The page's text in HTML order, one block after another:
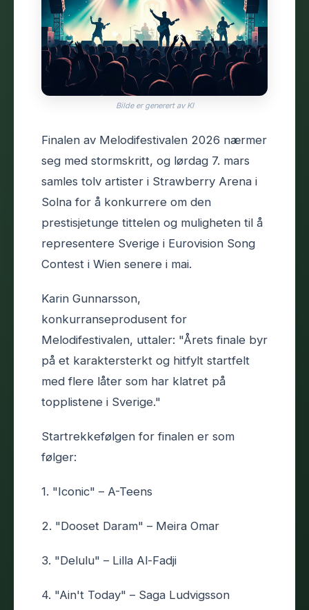
Bilde er generert av KI
Finalen av Melodifestivalen 2026 nærmer
seg med stormskritt, og lørdag 7. mars
samles tolv artister i Strawberry Arena i
Solna for å konkurrere om den
prestisjetunge tittelen og muligheten til å
representere Sverige i Eurovision Song
Contest i Wien senere i mai.
Karin Gunnarsson,
konkurranseprodusent for
Melodifestivalen, uttaler: "Årets finale byr
på et karaktersterkt og hitfylt startfelt
med flere låter som har klatret på
topplistene i Sverige."
Startrekkefølgen for finalen er som
følger:
1. "Iconic" – A-Teens
2. "Dooset Daram" – Meira Omar
3. "Delulu" – Lilla Al-Fadji
4. "Ain't Today" – Saga Ludvigsson